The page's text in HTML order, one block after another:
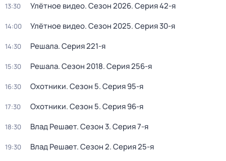
13:30 Улётное видео. Сезон 2026. Серия 42-я
14:00 Улётное видео. Сезон 2025. Серия 30-я
14:30 Решала. Серия 221-я
15:30 Решала. Сезон 2018. Серия 256-я
16:30 Охотники. Сезон 5. Серия 95-я
17:30 Охотники. Сезон 5. Серия 96-я
18:30 Влад Решает. Сезон 3. Серия 7-я
19:30 Влад Решает. Сезон 2. Серия 25-я